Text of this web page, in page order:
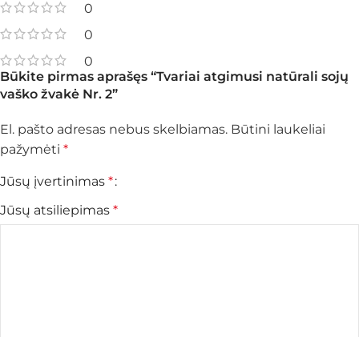
0
0
0
Būkite pirmas aprašęs “Tvariai atgimusi natūrali sojų
vaško žvakė Nr. 2”
El. pašto adresas nebus skelbiamas. Būtini laukeliai
pažymėti *
Jūsų įvertinimas *
Jūsų atsiliepimas *